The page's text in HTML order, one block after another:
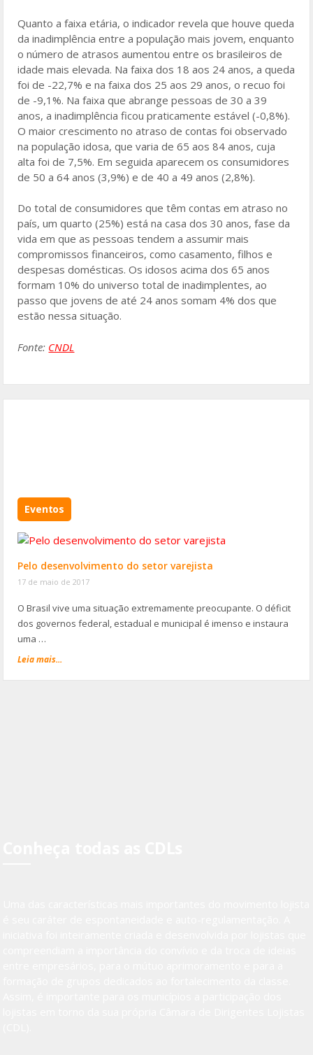
Quanto a faixa etária, o indicador revela que houve queda
da inadimplência entre a população mais jovem, enquanto
o número de atrasos aumentou entre os brasileiros de
idade mais elevada. Na faixa dos 18 aos 24 anos, a queda
foi de -22,7% e na faixa dos 25 aos 29 anos, o recuo foi
de -9,1%. Na faixa que abrange pessoas de 30 a 39
anos, a inadimplência ficou praticamente estável (-0,8%).
O maior crescimento no atraso de contas foi observado
na população idosa, que varia de 65 aos 84 anos, cuja
alta foi de 7,5%. Em seguida aparecem os consumidores
de 50 a 64 anos (3,9%) e de 40 a 49 anos (2,8%).
Do total de consumidores que têm contas em atraso no
país, um quarto (25%) está na casa dos 30 anos, fase da
vida em que as pessoas tendem a assumir mais
compromissos financeiros, como casamento, filhos e
despesas domésticas. Os idosos acima dos 65 anos
formam 10% do universo total de inadimplentes, ao
passo que jovens de até 24 anos somam 4% dos que
estão nessa situação.
Fonte: CNDL
Eventos
Pelo desenvolvimento do setor varejista
17 de maio de 2017
O Brasil vive uma situação extremamente preocupante. O déficit
dos governos federal, estadual e municipal é imenso e instaura
uma …
Leia mais...